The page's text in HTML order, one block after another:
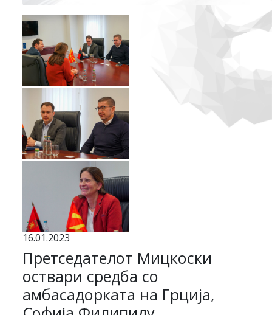
16.01.2023
Претседателот Мицкоски
оствари средба со
амбасадорката на Грција,